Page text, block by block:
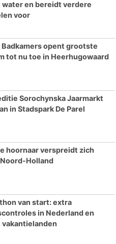
water en bereidt verdere
voor
Badkamers opent grootste
tot nu toe in Heerhugowaard
Sorochynska Jaarmarkt
in Stadspark De Parel
hoornaar verspreidt zich
Holland
van start: extra
in Nederland en